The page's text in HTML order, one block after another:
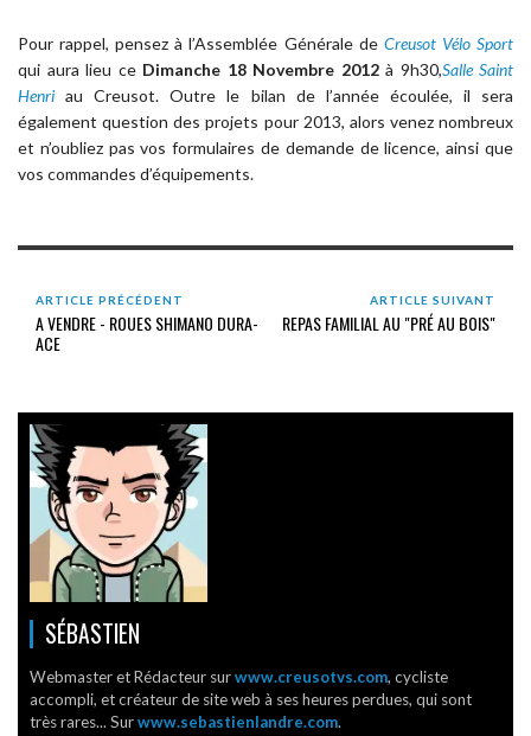
Pour rappel, pensez à l’Assemblée Générale de Creusot Vélo Sport
qui aura lieu ce Dimanche 18 Novembre 2012à 9h30,Salle Saint
Henri au Creusot. Outre le bilan de l’année écoulée, il sera
également question des projets pour 2013, alors venez nombreux
et n’oubliez pas vos formulaires de demande de licence, ainsi que
vos commandes d’équipements.
ARTICLE PRÉCÉDENT
A VENDRE - ROUES SHIMANO DURA-
ACE
ARTICLE SUIVANT
REPAS FAMILIAL AU "PRÉ AU BOIS"
SÉBASTIEN
Webmaster et Rédacteur surwww.creusotvs.com, cycliste
accompli, et créateur de site web à ses heures perdues, qui sont
très rares... Surwww.sebastienlandre.com.